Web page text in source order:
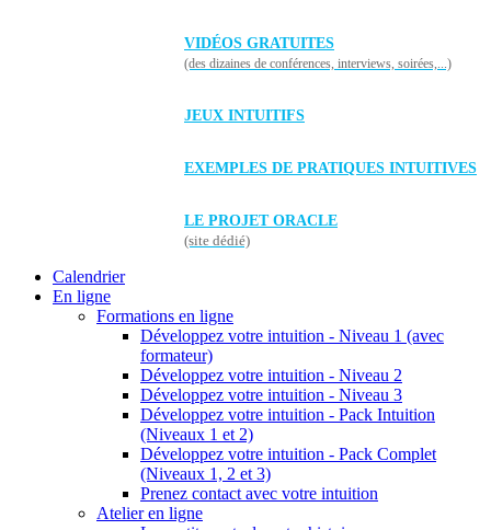
VIDÉOS GRATUITES
(des dizaines de conférences, interviews, soirées,...)
JEUX INTUITIFS
EXEMPLES DE PRATIQUES INTUITIVES
LE PROJET ORACLE
(site dédié)
Calendrier
En ligne
Formations en ligne
Développez votre intuition - Niveau 1 (avec
formateur)
Développez votre intuition - Niveau 2
Développez votre intuition - Niveau 3
Développez votre intuition - Pack Intuition
(Niveaux 1 et 2)
Développez votre intuition - Pack Complet
(Niveaux 1, 2 et 3)
Prenez contact avec votre intuition
Atelier en ligne